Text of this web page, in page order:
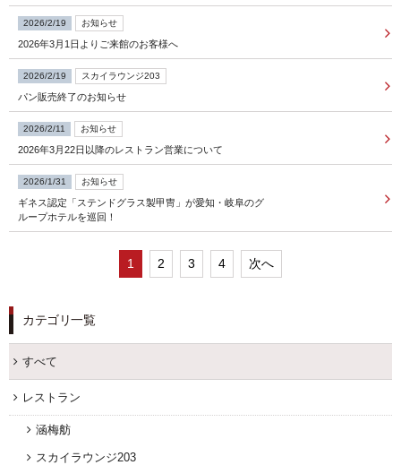
宿泊プラン一覧
レストラン予約
2026/2/19 お知らせ
2026年3月1日よりご来館のお客様へ
2026/2/19 スカイラウンジ203
パン販売終了のお知らせ
2026/2/11 お知らせ
2026年3月22日以降のレストラン営業について
2026/1/31 お知らせ
ギネス認定「ステンドグラス製甲冑」が愛知・岐阜のグ
ループホテルを巡回！
1 2 3 4 次へ
カテゴリ一覧
すべて
レストラン
涵梅舫
スカイラウンジ203